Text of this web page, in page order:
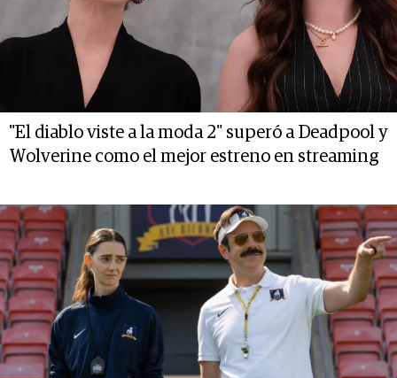
"El diablo viste a la moda 2" superó a Deadpool y
Wolverine como el mejor estreno en streaming